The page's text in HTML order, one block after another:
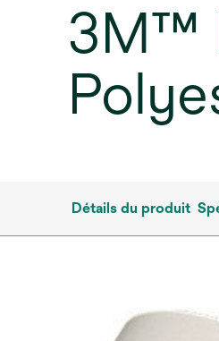
3M™
Détails du produit